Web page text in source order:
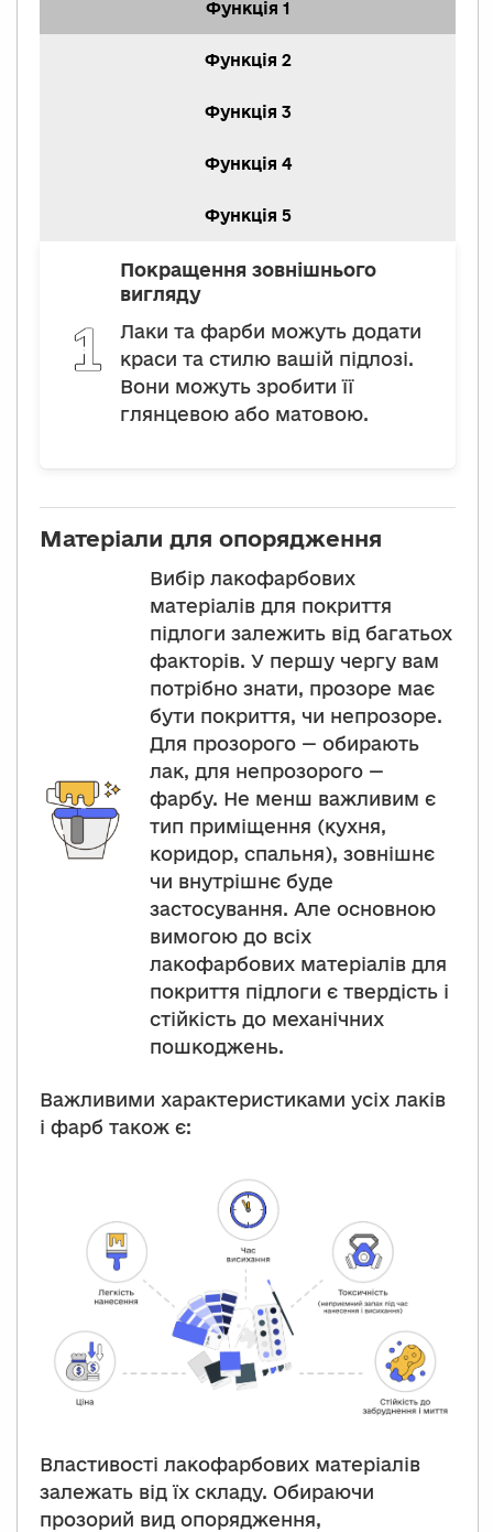
Функція 1
Функція 2
Функція 3
Функція 4
Функція 5
Покращення зовнішнього
вигляду
Лаки та фарби можуть додати
краси та стилю вашій підлозі.
Вони можуть зробити її
глянцевою або матовою.
Матеріали для опорядження
Вибір лакофарбових
матеріалів для покриття
підлоги залежить від багатьох
факторів. У першу чергу вам
потрібно знати, прозоре має
бути покриття, чи непрозоре.
Для прозорого — обирають
лак, для непрозорого —
фарбу. Не менш важливим є
тип приміщення (кухня,
коридор, спальня), зовнішнє
чи внутрішнє буде
застосування. Але основною
вимогою до всіх
лакофарбових матеріалів для
покриття підлоги є твердість і
стійкість до механічних
пошкоджень.
Важливими характеристиками усіх лаків
і фарб також є:
Властивості лакофарбових матеріалів
залежать від їх складу. Обираючи
прозорий вид опорядження,